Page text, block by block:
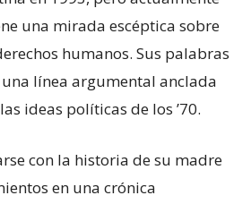
una mirada escéptica sobre
humanos. Sus palabras
línea argumental anclada
ideas políticas de los ’70.
con la historia de su madre
en una crónica